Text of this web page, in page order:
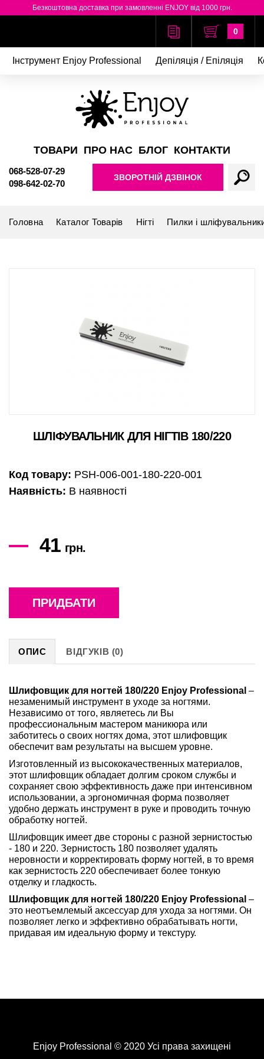
Безкоштовна доставка при замовленні ENJOY від 1000 грн.
0
Інструмент Enjoy Professional Депіляція / Епіляція
ТОВАРИ ПРО НАС БЛОГ КОНТАКТИ
068-528-07-29
098-642-02-70
ЗВОРОТНІЙ ДЗВІНОК
Головна Каталог Товарів Нігті Пилки і
ШЛІФУВАЛЬНИК ДЛЯ НІГТІВ 180/220
Код товару: PSH-006-001-180-220-001
Наявність: В наявності
41 грн.
ПРИДБАТИ
ОПИС ВІДГУКІВ (0)
Шлифовщик для ногтей 180/220 Enjoy Professional –
незаменимый инструмент в уходе за ногтями.
Независимо от того, являетесь ли Вы
профессиональным мастером маникюра или
заботитесь о своих ногтях дома, этот шлифовщик
обеспечит вам результаты на высшем уровне.
Изготовленный из высококачественных материалов,
этот шлифовщик обладает долгим сроком службы и
сохраняет свою эффективность даже при интенсивном
использовании, а эргономичная форма позволяет
удобно держать инструмент в руке и проводить точную
обработку ногтей.
Шлифовщик имеет две стороны с разной зернистостью
- 180 и 220. Зернистость 180 позволяет удалять
неровности и корректировать форму ногтей, в то время
как зернистость 220 обеспечивает более тонкую
отделку и гладкость.
Шлифовщик для ногтей 180/220 Enjoy Professional –
это неотъемлемый аксессуар для ухода за ногтями. Он
позволяет легко и эффективно обрабатывать ногти,
придавая им идеальную форму и текстуру.
Enjoy Professional © 2020 Усі права захищені